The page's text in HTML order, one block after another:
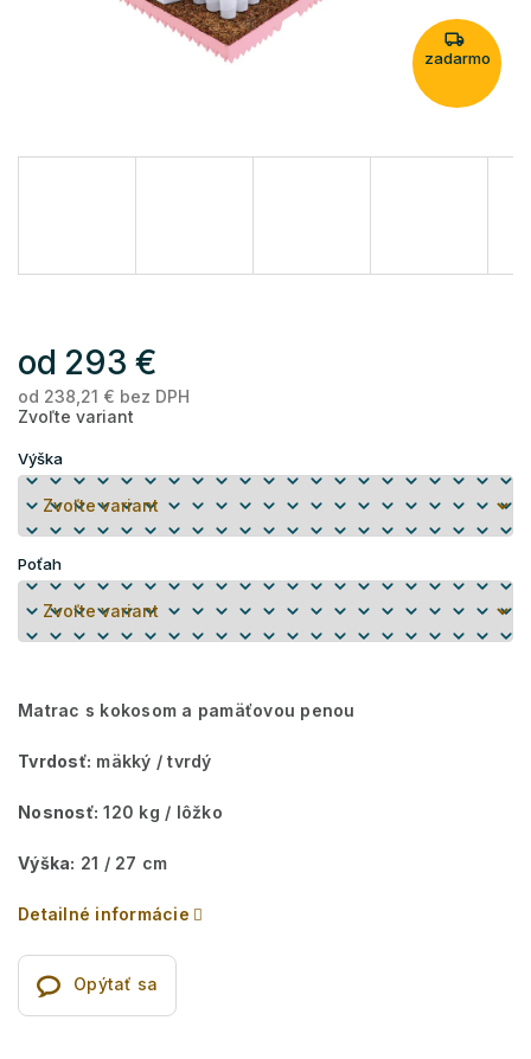
zadarmo
od 293 €
od 238,21 € bez DPH
Zvoľte variant
Výška
Poťah
Matrac s kokosom a pamäťovou penou
Tvrdosť: mäkký / tvrdý
Nosnosť: 120 kg / lôžko
Výška: 21 / 27 cm
Detailné informácie
Opýtať sa